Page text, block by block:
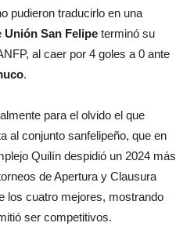
pudieron traducirlo en una
Unión San Felipe terminó su
al caer por 4 goles a 0 ante
.
para el olvido el que
al conjunto sanfelipeño, que en
Quilín despidió un 2024 más
de Apertura y Clausura
los cuatro mejores, mostrando
ser competitivos.